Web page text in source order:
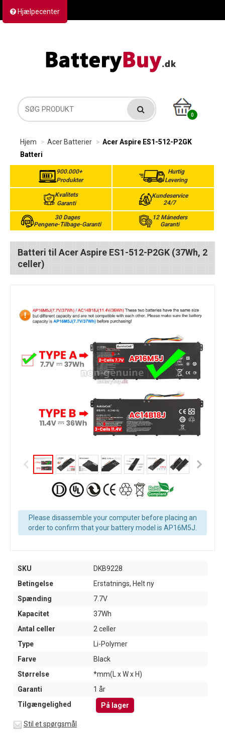
Hjælpecenter
0
Hjem Acer Batterier
Acer Aspire ES1-512-P2GK
Batteri
900.000+
Produkter
Hurtig
Levering
Kvalitets
Garanti
Kundeservice
24/7
30 Dages
Pengene-Tilbage-Garanti
12 Måneders
Garanti
Batteri til Acer Aspire ES1-512-P2GK (37Wh, 2
celler)
Please disassemble your computer before placing an
order to confirm that your battery model is AP16M5J.
SKU
DKB9228
Betingelse
Erstatnings, Helt ny
Spænding
7.7V
Kapacitet
37Wh
Antal celler
2 celler
Type
Li-Polymer
Farve
Black
Størrelse
*mm(L x W x H)
Garanti
1 år
Tilgængelighed
På lager
Stil et spørgsmål